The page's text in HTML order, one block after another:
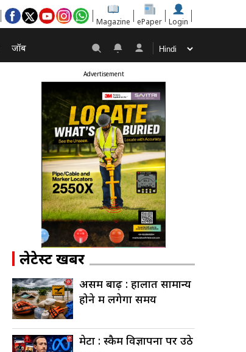
Magazine ePaper Login
जॉब
Advertisement
लेटेस्ट खबरें
असम बाढ़ : हालात सामान्य
होने में लगेगा समय
मेटा : स्कैम विज्ञापनों पर उठे